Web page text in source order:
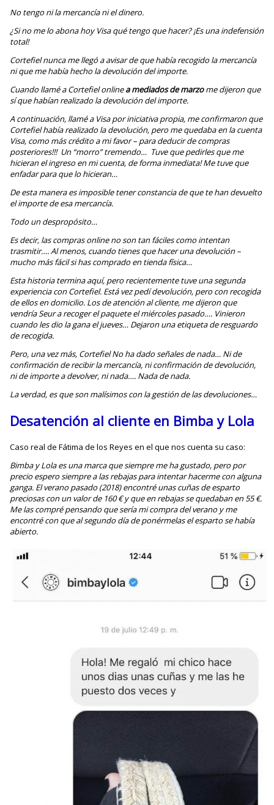
No tengo ni la mercancía ni el dinero.
¿Si no me lo abona hoy Visa qué tengo que hacer? ¡Es una indefensión
total!
Cortefiel nunca me llegó a avisar de que había recogido la mercancía
ni que me había hecho la devolución del importe.
Cuando llamé a Cortefiel onlinea mediados de marzome dijeron que
sí que habían realizado la devolución del importe.
A continuación, llamé a Visa por iniciativa propia, me confirmaron que
Cortefiel había realizado la devolución, pero me quedaba en la cuenta
Visa, como más crédito a mi favor – para deducir de compras
posteriores!!! Un “morro” tremendo… Tuve que pedirles que me
hicieran el ingreso en mi cuenta, de forma inmediata! Me tuve que
enfadar para que lo hicieran…
De esta manera es imposible tener constancia de que te han devuelto
el importe de esa mercancía.
Todo un despropósito…
Es decir, las compras online no son tan fáciles como intentan
trasmitir…. Al menos, cuando tienes que hacer una devolución –
mucho más fácil si has comprado en tienda física…
Esta historia termina aquí, pero recientemente tuve una segunda
experiencia con Cortefiel. Está vez pedí devolución, pero con recogida
de ellos en domicilio. Los de atención al cliente, me dijeron que
vendría Seur a recoger el paquete el miércoles pasado…. Vinieron
cuando les dio la gana el jueves… Dejaron una etiqueta de resguardo
de recogida.
Pero, una vez más, Cortefiel No ha dado señales de nada… Ni de
confirmación de recibir la mercancía, ni confirmación de devolución,
ni de importe a devolver, ni nada…. Nada de nada.
La verdad, es que son malísimos con la gestión de las devoluciones…
Desatención al cliente en Bimba y Lola
Caso real de Fátima de los Reyes en el que nos cuenta su caso:
Bimba y Lola es una marca que siempre me ha gustado, pero por
precio espero siempre a las rebajas para intentar hacerme con alguna
ganga. El verano pasado (2018) encontré unas cuñas de esparto
preciosas con un valor de 160 € y que en rebajas se quedaban en 55 €.
Me las compré pensando que sería mi compra del verano y me
encontré con que al segundo día de ponérmelas el esparto se había
abierto.